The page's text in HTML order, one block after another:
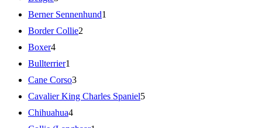
Berner Sennenhund1
Border Collie2
Boxer4
Bullterrier1
Cane Corso3
Cavalier King Charles Spaniel5
Chihuahua4